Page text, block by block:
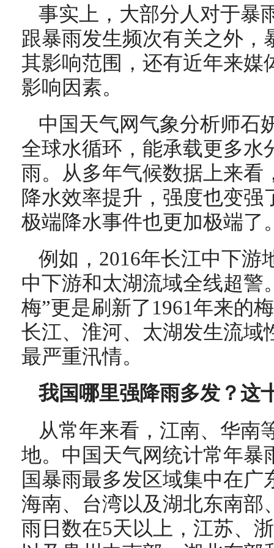
事实上，大部分人对于暴
跟暴雨发生频次有关之外，
其影响范围，还有近年来媒
影响因素。
中国天气网气象分析师石
全球水循环，能承载更多水
雨。从多年气候数据上来看
降水效率提升，强度也变
极端降水事件也更加极端了
例如，2016年长江中下游
中下游和太湖流域全线超警
梅”更是刷新了1961年来的
长江、淮河、太湖发生流域
最严重汛情。
我国哪里强降雨多发？这
从常年来看，江南、华南
地。中国天气网统计常年暴
国暴雨最多发区域集中在
海南、台湾以及湖北东南部
雨日数在5天以上，江苏、